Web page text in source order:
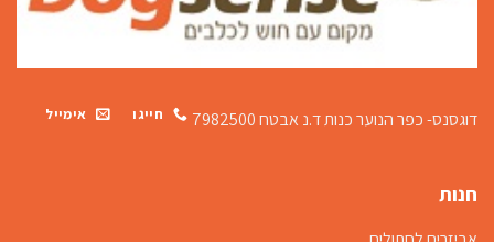
דוגסנס- כפר הנוער כנותד.נ אבטח 7982500 חייגו אימייל
חנות